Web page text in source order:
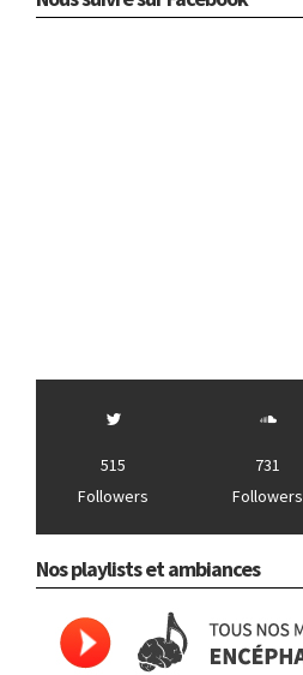
515
Followers
731
Followers
Nos playlists et ambiances